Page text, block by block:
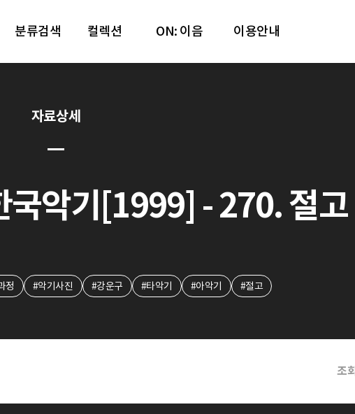
분류검색 컬렉션 ON: 이음 이용안내
자료상세
국악기[1999] - 270. 절고
정 #악기사진 #강운구 #타악기 #아악기 #절고
조회